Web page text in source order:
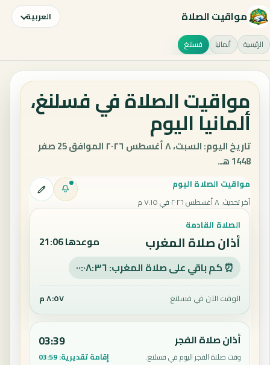
مواقيت الصلاة العربية
الرئيسية ألمانيا فسلنغ
مواقيت الصلاة في فسلنغ،
ألمانيا اليوم
تاريخ اليوم: السبت، ٨ أغسطس ٢٠٢٦ الموافق 25 صفر
1448 هـ.
مواقيت الصلاة اليوم
آخر تحديث:٨ أغسطس ٢٠٢٦ في ٧:١٥ م
الصلاة القادمة
أذان صلاة المغرب موعدها 21:06
⏰ كم باقي على صلاة المغرب: ٠٠:٠٨:٣٥
الوقت الآن في فسلنغ ٨:٥٧ م
أذان صلاة الفجر
وقت صلاة الفجر اليوم في فسلنغ.
03:39
إقامة تقديرية:03:59